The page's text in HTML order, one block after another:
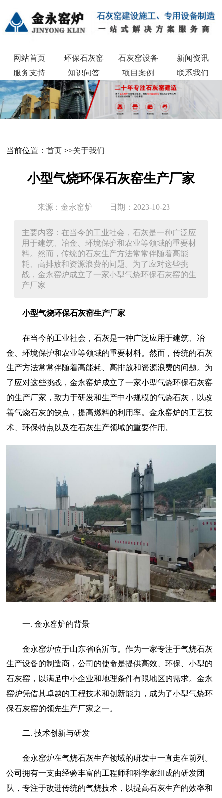
网站首页 环保石灰窑 石灰窑设备
新闻资讯
服务支持
知识问答 项目案例 联系我们
当前位置：首页 >>关于我们
小型气烧环保石灰窑生产厂家
来源：金永窑炉 日期：2023-10-23
主要内容：在当今的工业社会，石灰是一种广泛应
用于建筑、冶金、环境保护和农业等领域的重要材
料。然而，传统的石灰生产方法常常伴随着高能
耗、高排放和资源浪费的问题。为了应对这些挑
战，金永窑炉成立了一家小型气烧环保石灰窑的生
产厂家
小型气烧环保石灰窑生产厂家
在当今的工业社会，石灰是一种广泛应用于建筑、冶
金、环境保护和农业等领域的重要材料。然而，传统的石灰
生产方法常常伴随着高能耗、高排放和资源浪费的问题。为
了应对这些挑战，金永窑炉成立了一家小型气烧环保石灰窑
的生产厂家，致力于研发和生产中小规模的气烧石灰，以改
善气烧石灰的缺点，提高燃料的利用率。金永窑炉的工艺技
术、环保特点以及在石灰生产领域的重要作用。
一. 金永窑炉的背景
金永窑炉位于山东省临沂市。作为一家专注于气烧石灰
生产设备的制造商，公司的使命是提供高效、环保、小型的
石灰窑，以满足中小企业和地理条件有限地区的需求。金永
窑炉凭借其卓越的工程技术和创新能力，成为了小型气烧环
保石灰窑的领先生产厂家之一。
二. 技术创新与研发
金永窑炉在气烧石灰生产领域的研发中一直走在前列。
公司拥有一支由经验丰富的工程师和科学家组成的研发团
队，专注于改进传统的气烧技术，以提高石灰生产的效率和